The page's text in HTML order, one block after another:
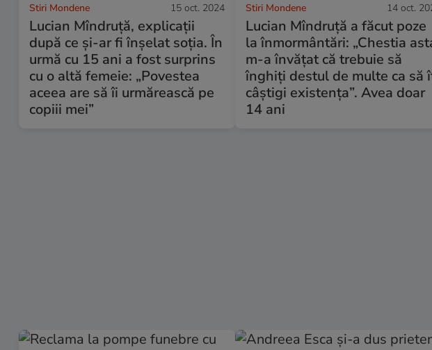
Stiri Mondene 15 oct. 2024
Lucian Mîndruță, explicații
după ce și-ar fi înșelat soția. În
urmă cu 15 ani a fost surprins
cu o altă femeie: „Povestea
aceea are să îi urmărească pe
copiii mei”
Stiri Mondene 14 oct.
Lucian Mîndruță a făcut poze
la înmormântări: „Chestia
m-a învățat că trebuie să
înghiți destul de multe ca să
câștigi existența”. Avea doar
14 ani